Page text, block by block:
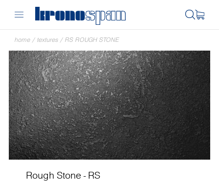
home / textures / RS ROUGH STONE
Rough Stone - RS